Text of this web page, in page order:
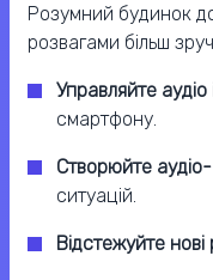
Розумний будинок
розвагами більш
Управляйте
смартфону.
Створюйте аудіо-
ситуацій.
Відстежуйте нові